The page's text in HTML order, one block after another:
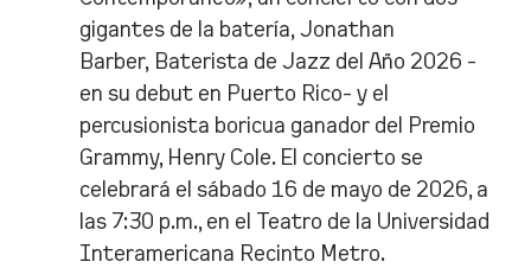
gigantes de la batería, Jonathan
Barber, Baterista de Jazz del Año 2026 -
en su debut en Puerto Rico- y el
percusionista boricua ganador del Premio
Grammy, Henry Cole. El concierto se
celebrará el sábado 16 de mayo de 2026, a
las 7:30 p.m., en el Teatro de la Universidad
Interamericana Recinto Metro.